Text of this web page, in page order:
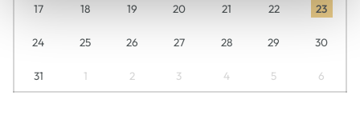
17 18 19 20 21 22 23
24 25 26 27 28 29 30
31 1 2 3 4 5 6